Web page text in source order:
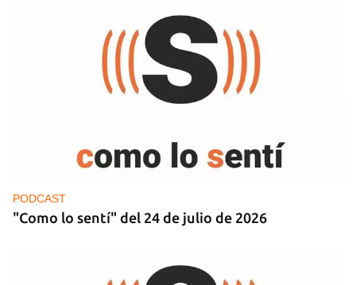
PODCAST
"Como lo sentí" del 24 de julio de 2026